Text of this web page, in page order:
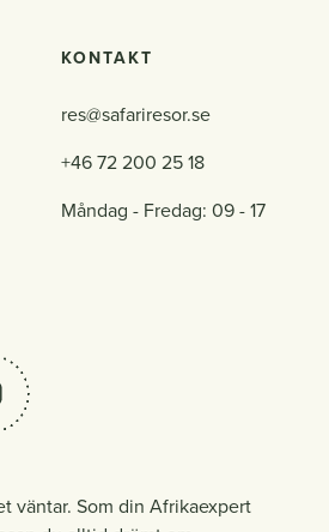
KONTAKT
res@safariresor.se
+46 72 200 25 18
Måndag - Fredag: 09 - 17
väntar. Som din Afrikaexpert